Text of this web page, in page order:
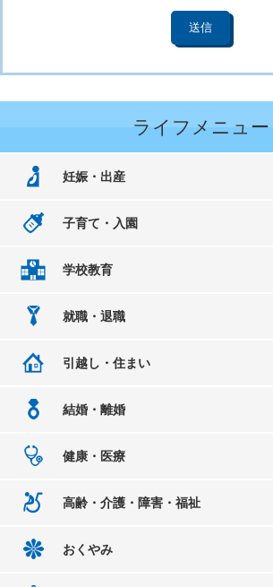
ライフメニュー
妊娠・出産
子育て・入園
学校教育
就職・退職
引越し・住まい
結婚・離婚
健康・医療
高齢・介護・障害・福祉
おくやみ